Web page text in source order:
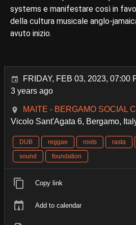
systems e manifestare così in
della cultura musicale anglo-
avuto inizio.
FRIDAY, FEB 03, 2023, 07:00
3 years ago
MAITE - BERGAMO SOCIAL
Vicolo Sant'Agata 6, Bergamo,
DUB reggae roots rasta
sound
foundation
Copy link
Add to calendar